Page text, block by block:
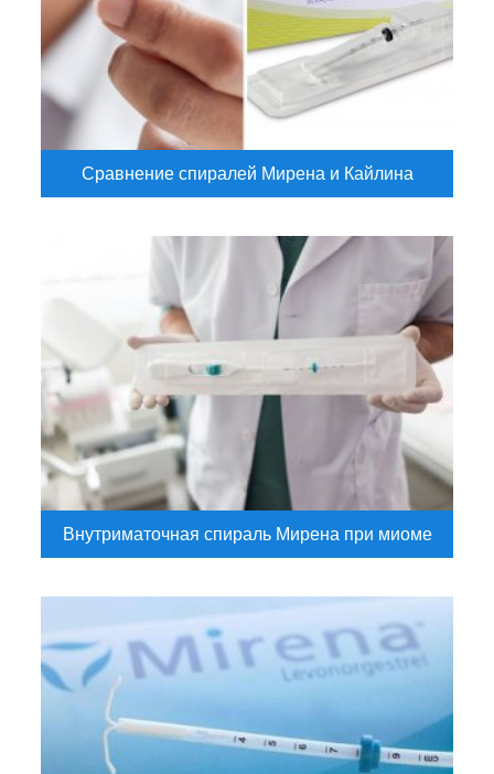
Сравнение спиралей Мирена и Кайлина
Внутриматочная спираль Мирена при миоме